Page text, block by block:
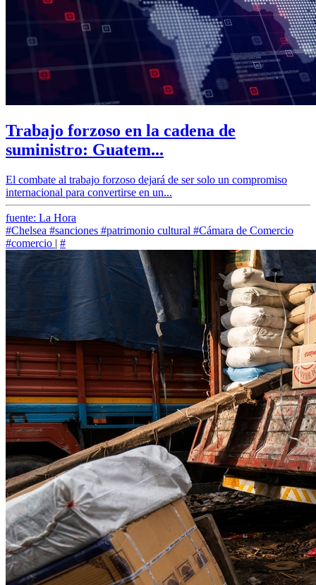
Trabajo forzoso en la cadena de
suministro: Guatem...
El combate al trabajo forzoso dejará de ser solo un compromiso
internacional para convertirse en un...
fuente: La Hora
#Chelsea #sanciones #patrimonio cultural #Cámara de Comercio
#comercio | #